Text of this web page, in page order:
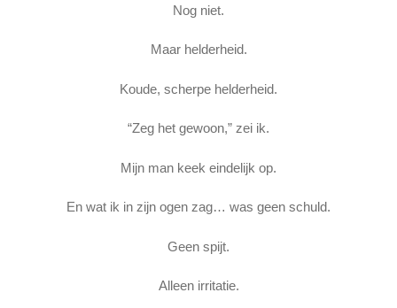
Nog niet.
Maar helderheid.
Koude, scherpe helderheid.
“Zeg het gewoon,” zei ik.
Mijn man keek eindelijk op.
En wat ik in zijn ogen zag… was geen schuld.
Geen spijt.
Alleen irritatie.